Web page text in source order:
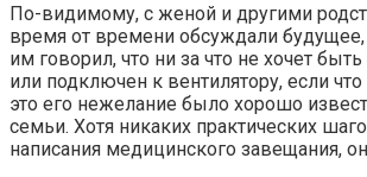
По-видимому, с женой и другими
время от времени обсуждали
им говорил, что ни за что не хочет
или подключен к вентилятору, если
это его нежелание было хорошо
семьи. Хотя никаких практических
написания медицинского завещания,